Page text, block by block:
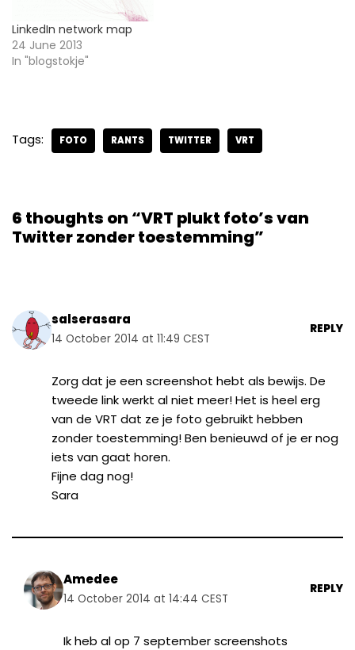
LinkedIn network map
24 June 2013
In "blogstokje"
Tags: FOTO RANTS TWITTER VRT
6 thoughts on “VRT plukt foto’s van
Twitter zonder toestemming”
salserasara
14 October 2014 at 11:49 CEST
REPLY
Zorg dat je een screenshot hebt als bewijs. De
tweede link werkt al niet meer! Het is heel erg
van de VRT dat ze je foto gebruikt hebben
zonder toestemming! Ben benieuwd of je er nog
iets van gaat horen.
Fijne dag nog!
Sara
Amedee
14 October 2014 at 14:44 CEST
REPLY
Ik heb al op 7 september screenshots